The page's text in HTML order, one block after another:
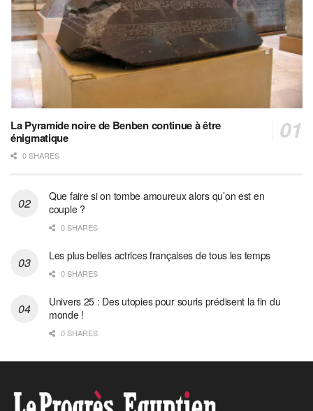
La Pyramide noire de Benben continue à être
énigmatique
0 SHARES
Que faire si on tombe amoureux alors qu’on est en
couple ?
0 SHARES
Les plus belles actrices françaises de tous les temps
0 SHARES
Univers 25 : Des utopies pour souris prédisent la fin du
monde !
0 SHARES